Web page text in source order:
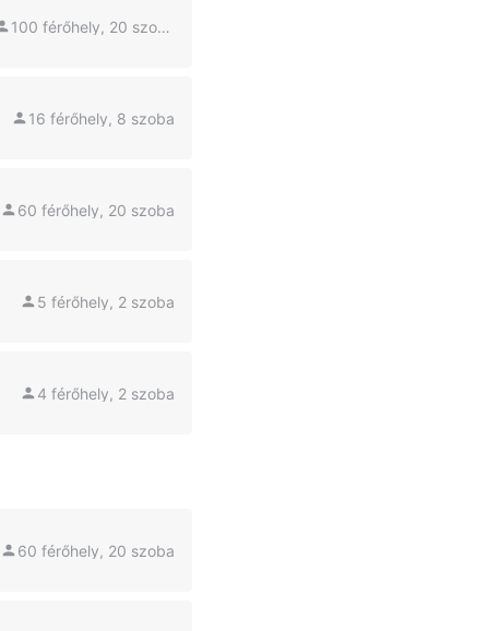
100 férőhely, 20 szoba
16 férőhely, 8 szoba
60 férőhely, 20 szoba
5 férőhely, 2 szoba
4 férőhely, 2 szoba
60 férőhely, 20 szoba